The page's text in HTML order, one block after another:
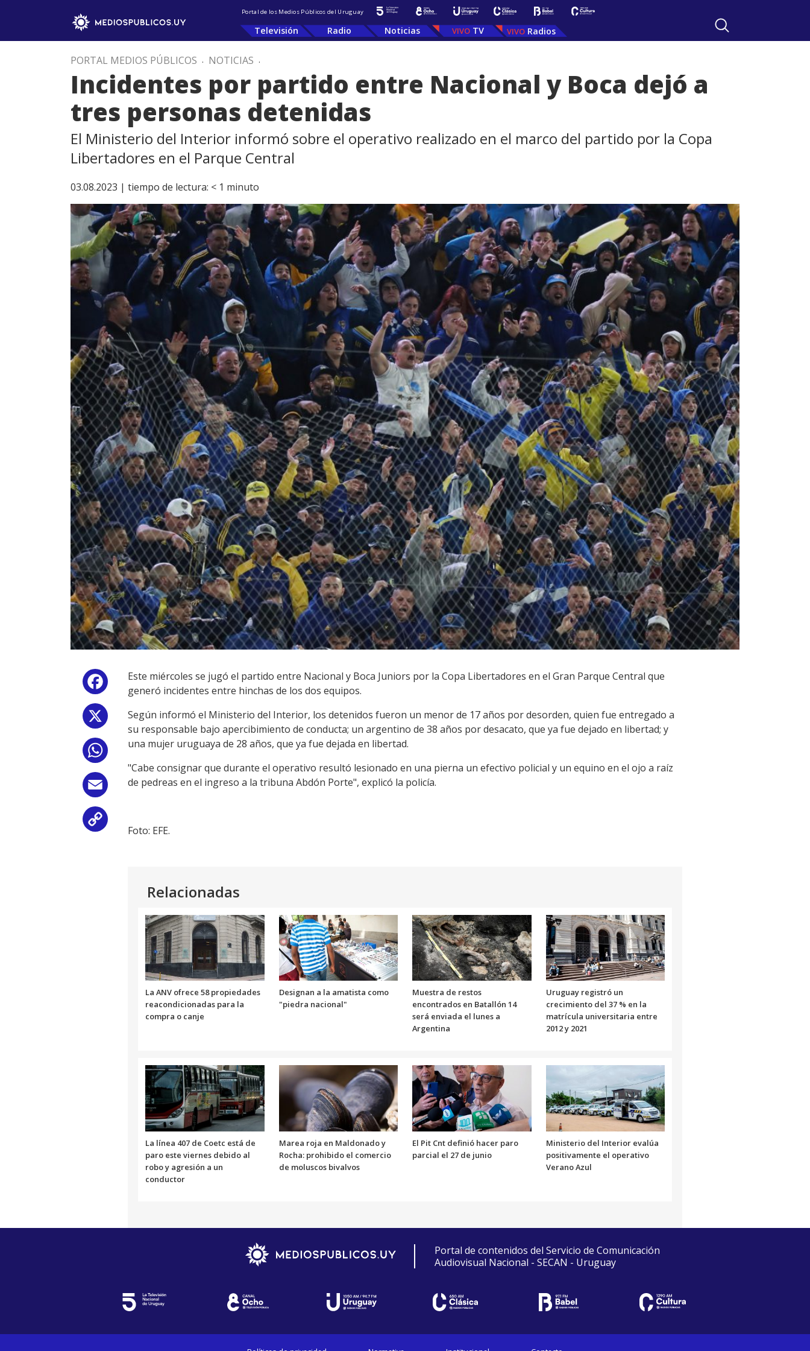
Portal de los Medios Públicos del Uruguay
Televisión Radio Noticias TV Radios
PORTAL MEDIOS PÚBLICOS . NOTICIAS .
Incidentes por partido entre Nacional y Boca dejó a
tres personas detenidas
El Ministerio del Interior informó sobre el operativo realizado en el marco del partido por la Copa
Libertadores en el Parque Central
03.08.2023 | tiempo de lectura: < 1 minuto
Facebook
Email
Este miércoles se jugó el partido entre Nacional y Boca Juniors por la Copa Libertadores en el Gran Parque Central que
generó incidentes entre hinchas de los dos equipos.
Según informó el Ministerio del Interior, los detenidos fueron un menor de 17 años por desorden, quien fue entregado a
su responsable bajo apercibimiento de conducta; un argentino de 38 años por desacato, que ya fue dejado en libertad; y
una mujer uruguaya de 28 años, que ya fue dejada en libertad.
"Cabe consignar que durante el operativo resultó lesionado en una pierna un efectivo policial y un equino en el ojo a raíz
de pedreas en el ingreso a la tribuna Abdón Porte", explicó la policía.
Foto: EFE.
Relacionadas
La ANV ofrece 58 propiedades
reacondicionadas para la
compra o canje
Designan a la amatista como
"piedra nacional"
Muestra de restos
encontrados en Batallón 14
será enviada el lunes a
Argentina
Uruguay registró un
crecimiento del 37 % en la
matrícula universitaria entre
2012 y 2021
La línea 407 de Coetc está de
paro este viernes debido al
robo y agresión a un
conductor
Marea roja en Maldonado y
Rocha: prohibido el comercio
de moluscos bivalvos
El Pit Cnt definió hacer paro
parcial el 27 de junio
Ministerio del Interior evalúa
positivamente el operativo
Verano Azul
Portal de contenidos del Servicio de Comunicación
Audiovisual Nacional - SECAN - Uruguay